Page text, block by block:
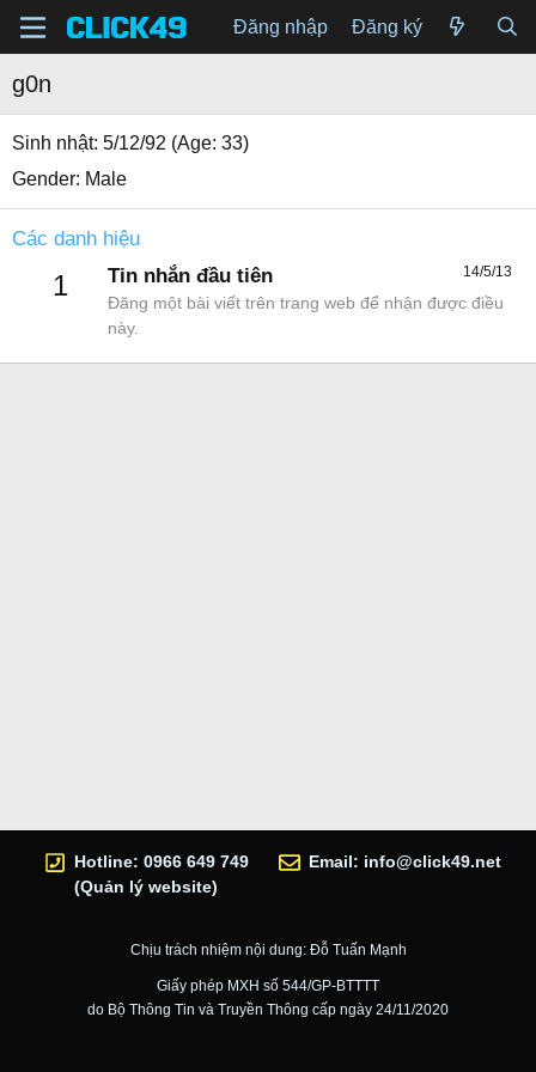
Đăng nhập Đăng ký
g0n
Sinh nhật 5/12/92 (Age: 33)
Gender Male
Các danh hiệu
1 14/5/13
Tin nhắn đầu tiên
Đăng một bài viết trên trang web để nhận được điều
này.
Hotline: 0966 649 749
(Quản lý website)
Email: info@click49.net
Chịu trách nhiệm nội dung: Đỗ Tuấn Mạnh
Giấy phép MXH số 544/GP-BTTTT
do Bộ Thông Tin và Truyền Thông cấp ngày 24/11/2020